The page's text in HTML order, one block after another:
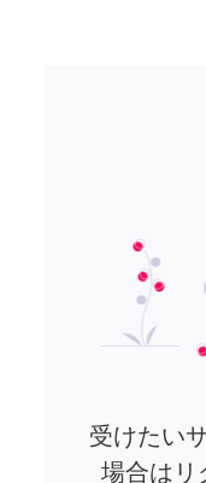
受けたい
場合はリ